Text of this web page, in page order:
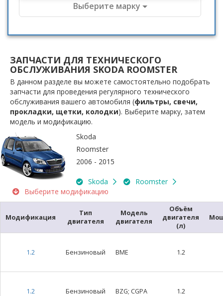
Выберите марку
ЗАПЧАСТИ ДЛЯ ТЕХНИЧЕСКОГО
ОБСЛУЖИВАНИЯ SKODA ROOMSTER
В данном разделе вы можете самостоятельно подобрать
запчасти для проведения регулярного технического
обслуживания вашего автомобиля (фильтры, свечи,
прокладки, щетки, колодки). Выберите марку, затем
модель и модификацию.
Skoda
Roomster
2006 - 2015
Skoda
Roomster
Выберите модификацию
Модификация
Тип
двигателя
Модель
двигателя
Объём
двигателя
(л)
1.2 Бензиновый BME 1.2
1.2 Бензиновый BZG; CGPA 1.2